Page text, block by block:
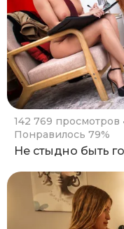
142 769 просмотров
Понравилось 79%
Не стыдно быть